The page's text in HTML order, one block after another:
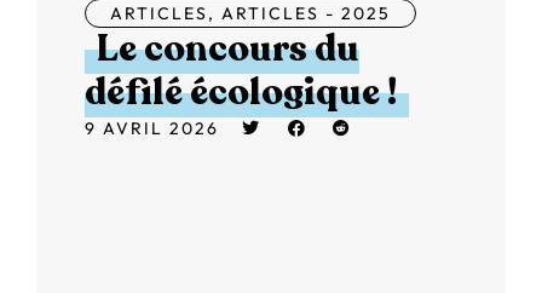
ARTICLES, ARTICLES - 2025
Le concours du
défilé écologique !
9 AVRIL 2026